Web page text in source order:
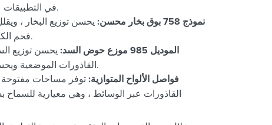
في التطبيقات عالية الصلابة.
نموذج 758 بوق بخار محسن:
يحسن توزيع البخار ،
فحم الكوك والانسداد.
الموديل 985 موزع حوض السد:
يحسن توزيع
القاذورات الموضعية ويحسن الموثوقية.
فواصل الألواح المتوازية:توفر مساحات مفتوحة
القاذورات عبر الوسائط ، وهي معيارية للسماح